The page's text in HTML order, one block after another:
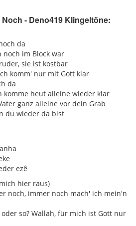
- Deno419 Klingeltöne:
da
noch im Block war
sie ist kostbar
komm' nur mit Gott klar
da
komme heut alleine wieder klar
ganz alleine vor dein Grab
du wieder da bist
ezê
hier raus)
noch, immer noch mach' ich mein'n
so? Wallah, für mich ist Gott nur